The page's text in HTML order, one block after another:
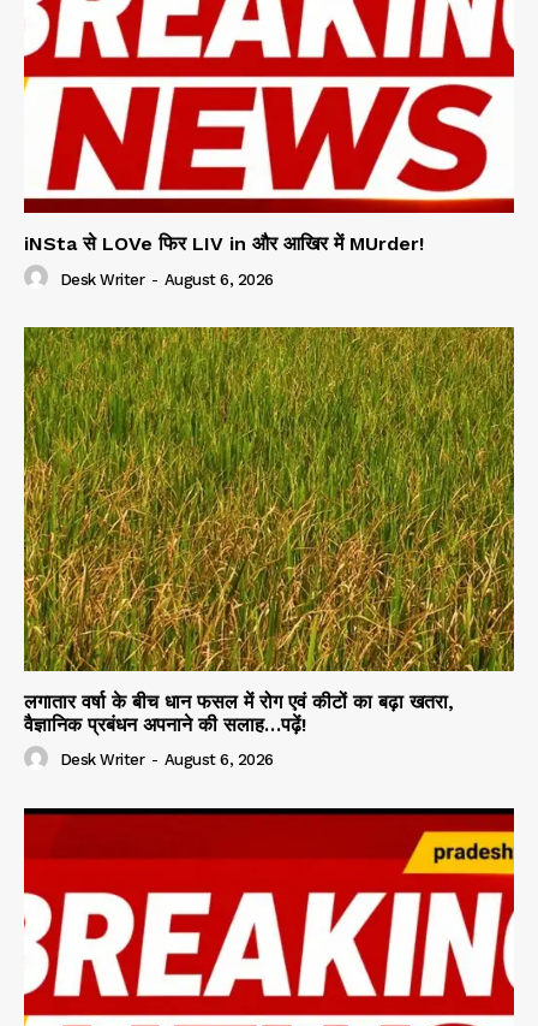
iNSta से LOVe फिर LIV in और आखिर में MUrder!
Desk Writer - August 6, 2026
लगातार वर्षा के बीच धान फसल में रोग एवं कीटों का बढ़ा खतरा,
वैज्ञानिक प्रबंधन अपनाने की सलाह…पढ़ें!
Desk Writer - August 6, 2026